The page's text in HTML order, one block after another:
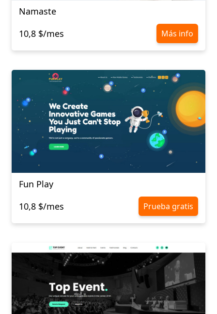
Namaste
10,8 $/mes
Más info
Fun Play
10,8 $/mes
Prueba gratis